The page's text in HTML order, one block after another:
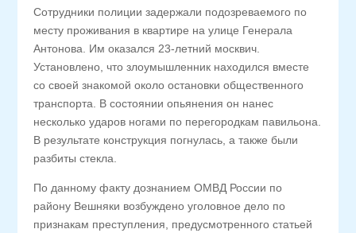
Сотрудники полиции задержали подозреваемого по
месту проживания в квартире на улице Генерала
Антонова. Им оказался 23-летний москвич.
Установлено, что злоумышленник находился вместе
со своей знакомой около остановки общественного
транспорта. В состоянии опьянения он нанес
несколько ударов ногами по перегородкам павильона.
В результате конструкция погнулась, а также были
разбиты стекла.
По данному факту дознанием ОМВД России по
району Вешняки возбуждено уголовное дело по
признакам преступления, предусмотренного статьей